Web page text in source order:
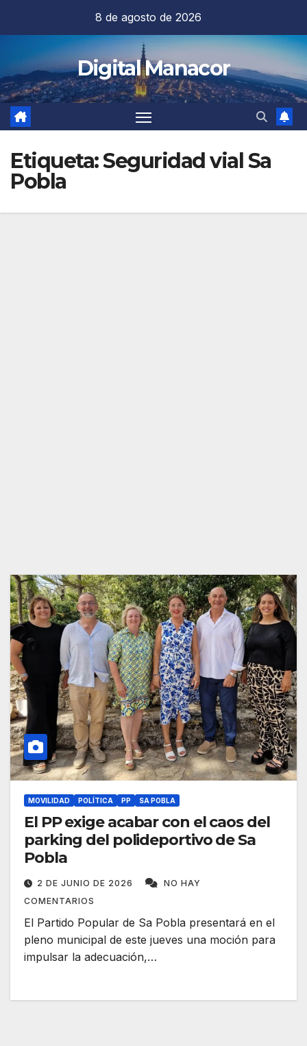
contenido
8 de agosto de 2026
Digital Manacor
Etiqueta:Seguridad vial Sa
Pobla
MOVILIDAD POLÍTICA PP SA POBLA
El PP exige acabar con el caos del
parking del polideportivo de Sa
Pobla
2 DE JUNIO DE 2026
NO HAY
COMENTARIOS
El Partido Popular de Sa Pobla presentará en el
pleno municipal de este jueves una moción para
impulsar la adecuación,…